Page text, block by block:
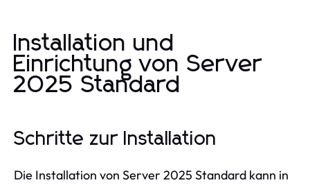
Installation und
Einrichtung von Server
2025 Standard
Schritte zur Installation
Die Installation von Server 2025 Standard kann in